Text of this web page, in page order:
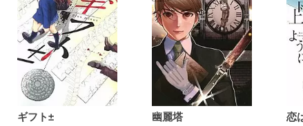
ギフト± 幽麗塔